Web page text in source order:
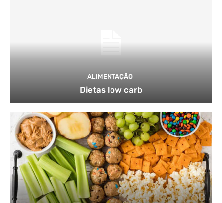
ALIMENTAÇÃO
Dietas low carb